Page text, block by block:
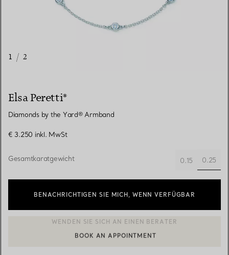
1 / 2
Elsa Peretti®
Diamonds by the Yard® Armband
€ 3.250 inkl. MwSt
Gesamtkaratgewicht 0.15
0.25
BENACHRICHTIGEN SIE MICH, WENN VERFÜGBAR
EINEN KUNDENBERATER KONTAKTIEREN ODER EINEN
BOOK AN APPOINTMENT